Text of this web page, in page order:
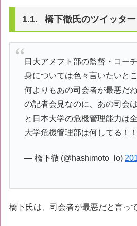
橋下徹氏のツイッター
日大アメフト部の監督・コー
身については色々言いたいと
何よりもあの司会者が最悪だ
の記者会見なのに、あの司会
と日本大学の危機管理能力は
大学危機管理部は何してる！！
— 橋下徹 (@hashimoto_lo)
橋下氏は、司会者が最悪だと言っ